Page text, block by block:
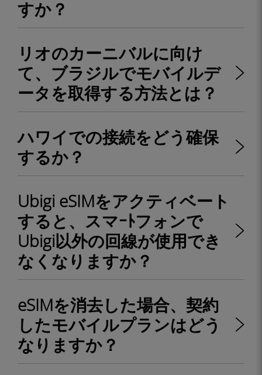
すか？
リオのカーニバルに向け
て、ブラジルでモバイルデ
ータを取得する方法とは？
ハワイでの接続をどう確保
するか？
Ubigi eSIMをアクティベート
すると、スマｰﾄフォンで
Ubigi以外の回線が使用でき
なくなりますか？
eSIMを消去した場合、契約
したモバイルプランはどう
なりますか？